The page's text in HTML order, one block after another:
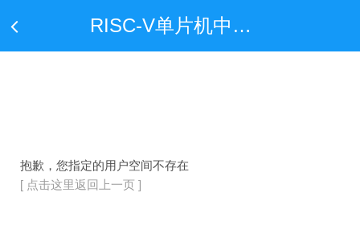
RISC-V单片机中文网——全球首家只专注于RISC-V单片机行业应用的中文网站
抱歉，您指定的用户空间不存在
[ 点击这里返回上一页 ]